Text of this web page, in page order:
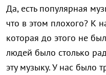
Да, есть популярная
что в этом плохого? К
которая до этого не
людей было столько
эту музыку. У нас было